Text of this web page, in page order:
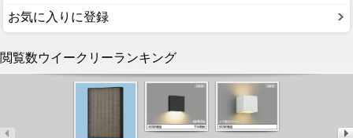
お気に入りに登録
閲覧数ウイークリーランキング